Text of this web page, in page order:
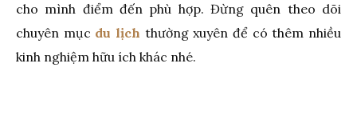
cho mình điểm đến phù hợp. Đừng quên theo dõi
chuyên mục du lịch thường xuyên để có thêm nhiều
kinh nghiệm hữu ích khác nhé.